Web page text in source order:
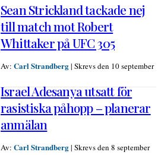
Sean Strickland tackade nej
till match mot Robert
Whittaker på UFC 305
Av: Carl Strandberg| Skrevs den 10 september
Israel Adesanya utsatt för
rasistiska påhopp – planerar
anmälan
Av: Carl Strandberg| Skrevs den 8 september